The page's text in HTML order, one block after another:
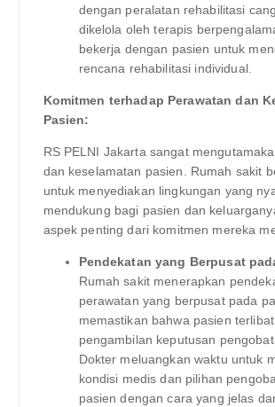
dengan peralatan rehabilitasi
dikelola oleh terapis
bekerja dengan pasien untuk
rencana rehabilitasi individual.
Komitmen terhadap Perawatan dan
Pasien:
RS PELNI Jakarta sangat
dan keselamatan pasien. Rumah sakit
untuk menyediakan lingkungan yang
mendukung bagi pasien dan
aspek penting dari komitmen mereka
Pendekatan yang Berpusat
Rumah sakit menerapkan
perawatan yang berpusat pada
memastikan bahwa pasien
pengambilan keputusan
Dokter meluangkan waktu untuk
kondisi medis dan pilihan
pasien dengan cara yang jelas